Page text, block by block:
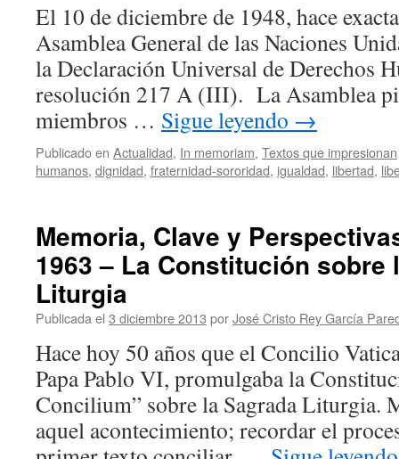
El 10 de diciembre de 1948, hace
Asamblea General de las Naciones
la Declaración Universal de Derechos
resolución 217 A (III). La Asamblea
miembros … Sigue leyendo →
Publicado en Actualidad, In memoriam, Textos que impresionan
humanos, dignidad, fraternidad-sororidad, igualdad, libertad,
Memoria, Clave y
1963 – La Constitución sobre
Liturgia
Publicada el 3 diciembre 2013 porJosé Cristo Rey García
Hace hoy 50 años que el Concilio
Papa Pablo VI, promulgaba la
Concilium” sobre la Sagrada Liturgia.
aquel acontecimiento; recordar el